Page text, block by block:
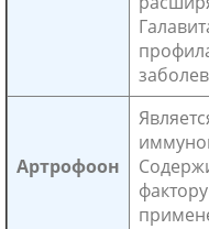
Артрофоон